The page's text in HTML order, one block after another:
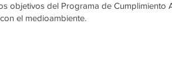
objetivos del Programa de
el medioambiente.